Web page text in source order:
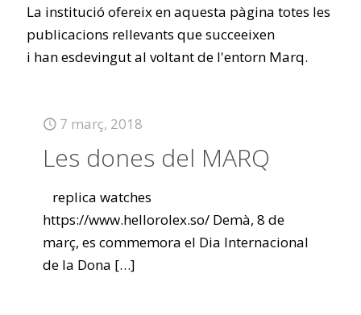
La institució ofereix en aquesta pàgina totes les
publicacions rellevants que succeeixen
i han esdevingut al voltant de l'entorn Marq.
7 març, 2018
Les dones del MARQ
replica watches
https://www.hellorolex.so/ Demà, 8 de
març, es commemora el Dia Internacional
de la Dona […]